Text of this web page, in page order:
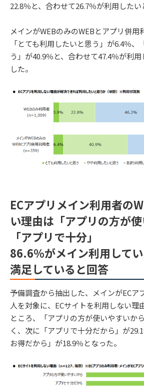
22.8％と、合わせて26.7％が利用したい
メインがWEBのみのWEBとアプリ併用
「とても利用したいと思う」が6.4％
う」が40.9％と、合わせて47.4％が利
した。
ECアプリメイン利用者の
い理由は「アプリの方が使
「アプリで十分」
86.6％がメイン利用して
満足していると回答
予備調査から抽出した、メインがECア
人を対象に、ECサイトを利用しない理
ところ、「アプリの方が使いやすいか
く、次に「アプリで十分だから」が
お得だから」が18.9％となった。